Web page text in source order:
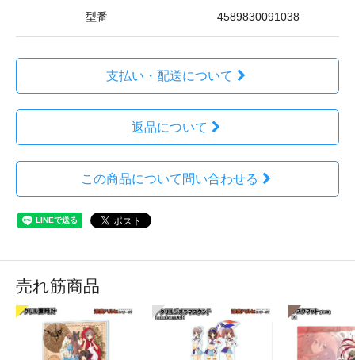
型番 4589830091038
支払い・配送について
返品について
この商品について問い合わせる
売れ筋商品